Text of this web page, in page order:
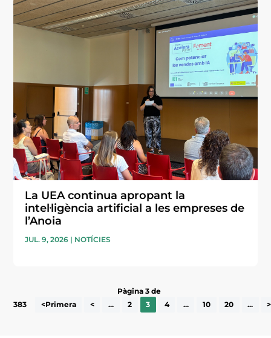
La UEA continua apropant la
intel·ligència artificial a les empreses de
l’Anoia
JUL. 9, 2026 | NOTÍCIES
Pàgina 3 de
383
<Primera < ... 2 3 4 ... 10 20 ... >